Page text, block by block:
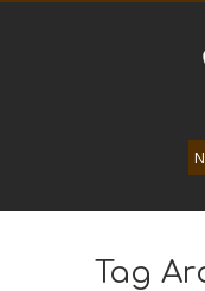
Tag